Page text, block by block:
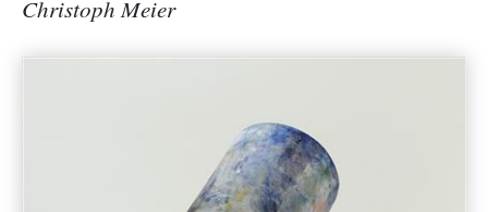
Christoph Meier